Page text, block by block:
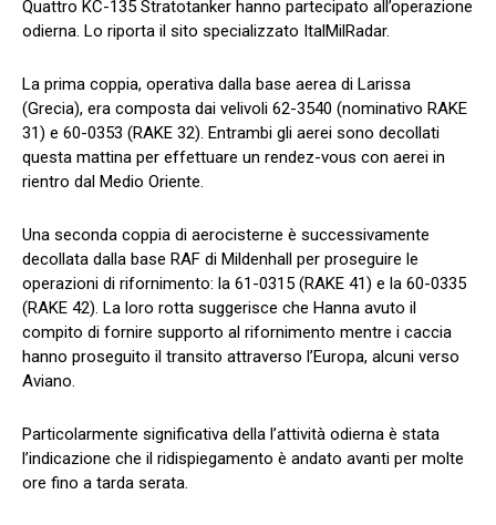
Quattro KC-135 Stratotanker hanno partecipato all’operazione
odierna. Lo riporta il sito specializzato ItalMilRadar.
La prima coppia, operativa dalla base aerea di Larissa
(Grecia), era composta dai velivoli 62-3540 (nominativo RAKE
31) e 60-0353 (RAKE 32). Entrambi gli aerei sono decollati
questa mattina per effettuare un rendez-vous con aerei in
rientro dal Medio Oriente.
Una seconda coppia di aerocisterne è successivamente
decollata dalla base RAF di Mildenhall per proseguire le
operazioni di rifornimento: la 61-0315 (RAKE 41) e la 60-0335
(RAKE 42). La loro rotta suggerisce che Hanna avuto il
compito di fornire supporto al rifornimento mentre i caccia
hanno proseguito il transito attraverso l’Europa, alcuni verso
Aviano.
Particolarmente significativa della l’attività odierna è stata
l’indicazione che il ridispiegamento è andato avanti per molte
ore fino a tarda serata.